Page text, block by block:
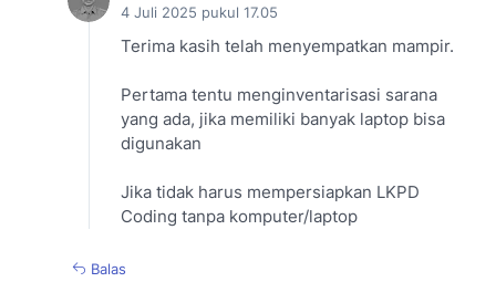
4 Juli 2025 pukul 17.05
Terima kasih telah menyempatkan mampir.
Pertama tentu menginventarisasi sarana
yang ada, jika memiliki banyak laptop bisa
digunakan
Jika tidak harus mempersiapkan LKPD
Coding tanpa komputer/laptop
Balas